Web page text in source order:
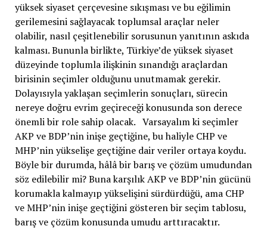
yüksek siyaset çerçevesine sıkışması ve bu eğilimin
gerilemesini sağlayacak toplumsal araçlar neler
olabilir, nasıl çeşitlenebilir sorusunun yanıtının askıda
kalması. Bununla birlikte, Türkiye’de yüksek siyaset
düzeyinde toplumla ilişkinin sınandığı araçlardan
birisinin seçimler olduğunu unutmamak gerekir.
Dolayısıyla yaklaşan seçimlerin sonuçları, sürecin
nereye doğru evrim geçireceği konusunda son derece
önemli bir role sahip olacak. Varsayalım ki seçimler
AKP ve BDP’nin inişe geçtiğine, bu haliyle CHP ve
MHP’nin yükselişe geçtiğine dair veriler ortaya koydu.
Böyle bir durumda, hâlâ bir barış ve çözüm umudundan
söz edilebilir mi? Buna karşılık AKP ve BDP’nin gücünü
korumakla kalmayıp yükselişini sürdürdüğü, ama CHP
ve MHP’nin inişe geçtiğini gösteren bir seçim tablosu,
barış ve çözüm konusunda umudu arttıracaktır.